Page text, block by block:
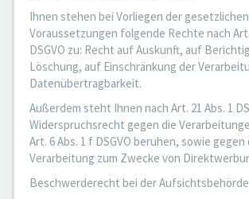
Ihnen stehen bei Vorliegen der gesetzlichen
Voraussetzungen folgende Rechte nach
DSGVO zu: Recht auf Auskunft, auf
Löschung, auf Einschränkung der
Datenübertragbarkeit.
Außerdem steht Ihnen nach Art. 21 Abs. 1
Widerspruchsrecht gegen die
Art. 6 Abs. 1 f DSGVO beruhen, sowie gegen
Verarbeitung zum Zwecke von
Beschwerderecht bei der Aufsichtsbehörde